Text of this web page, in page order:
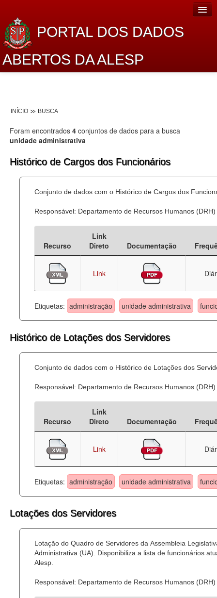
PORTAL DOS DADOS
ABERTOS DA ALESP
Lei de Acesso à Informação
Dados Governamentais Abertos
Planejamento
Catálogo de dados
Processo Legislativo
Administração
Legislação
Agenda
Perguntas frequentes
INÍCIO BUSCA
Foram encontrados 4 conjuntos de dados para a busca
unidade administrativa
Histórico de Cargos dos Funcionários
Conjunto de dados com o Histórico de Cargos dos
Responsável: Departamento de Recursos Humanos (DRH)
Recurso
Link
Direto
Documentação
Link
Etiquetas: administração unidade administrativa
Histórico de Lotações dos Servidores
Conjunto de dados com o Histórico de Lotações dos
Responsável: Departamento de Recursos Humanos (DRH)
Recurso
Link
Direto
Documentação
Link
Etiquetas: administração unidade administrativa
Lotações dos Servidores
Lotação do Quadro de Servidores da Assembleia
Administrativa (UA). Disponibiliza a lista de funcionários
Alesp.
Responsável: Departamento de Recursos Humanos (DRH)